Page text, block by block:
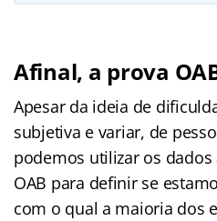
Afinal, a prova
Apesar da ideia de
subjetiva e variar, de
podemos utilizar os
OAB para definir se
com o qual a maioria dos